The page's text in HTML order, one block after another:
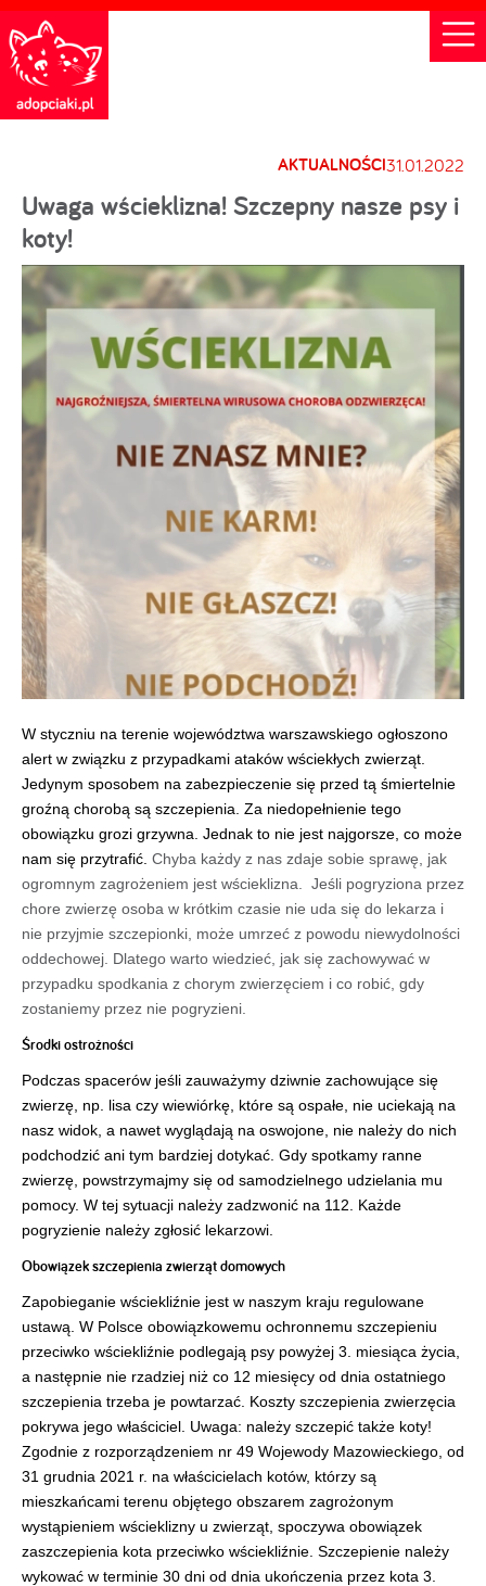
AKTUALNOŚCI31.01.2022
Uwaga wścieklizna! Szczepny nasze psy i
koty!
W styczniu na terenie województwa warszawskiego ogłoszono
alert w związku z przypadkami ataków wściekłych zwierząt.
Jedynym sposobem na zabezpieczenie się przed tą śmiertelnie
groźną chorobą są szczepienia. Za niedopełnienie tego
obowiązku grozi grzywna. Jednak to nie jest najgorsze, co może
nam się przytrafić. Chyba każdy z nas zdaje sobie sprawę, jak
ogromnym zagrożeniem jest wścieklizna.  Jeśli pogryziona przez
chore zwierzę osoba w krótkim czasie nie uda się do lekarza i
nie przyjmie szczepionki, może umrzeć z powodu niewydolności
oddechowej. Dlatego warto wiedzieć, jak się zachowywać w
przypadku spodkania z chorym zwierzęciem i co robić, gdy
zostaniemy przez nie pogryzieni.
Środki ostrożności
Podczas spacerów jeśli zauważymy dziwnie zachowujące się
zwierzę, np. lisa czy wiewiórkę, które są ospałe, nie uciekają na
nasz widok, a nawet wyglądają na oswojone, nie należy do nich
podchodzić ani tym bardziej dotykać. Gdy spotkamy ranne
zwierzę, powstrzymajmy się od samodzielnego udzielania mu
pomocy. W tej sytuacji należy zadzwonić na 112. Każde
pogryzienie należy zgłosić lekarzowi.
Obowiązek szczepienia zwierząt domowych
Zapobieganie wściekliźnie jest w naszym kraju regulowane
ustawą. W Polsce obowiązkowemu ochronnemu szczepieniu
przeciwko wściekliźnie podlegają psy powyżej 3. miesiąca życia,
a następnie nie rzadziej niż co 12 miesięcy od dnia ostatniego
szczepienia trzeba je powtarzać. Koszty szczepienia zwierzęcia
pokrywa jego właściciel. Uwaga: należy szczepić także koty!
Zgodnie z rozporządzeniem nr 49 Wojewody Mazowieckiego, od
31 grudnia 2021 r. na właścicielach kotów, którzy są
mieszkańcami terenu objętego obszarem zagrożonym
wystąpieniem wścieklizny u zwierząt, spoczywa obowiązek
zaszczepienia kota przeciwko wściekliźnie. Szczepienie należy
wykować w terminie 30 dni od dnia ukończenia przez kota 3.